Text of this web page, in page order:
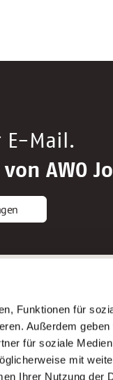
Funktionen für
Außerdem geben
für soziale
mit
Ihrer Nutzung der
E-Mail.
AWO
nach
nach